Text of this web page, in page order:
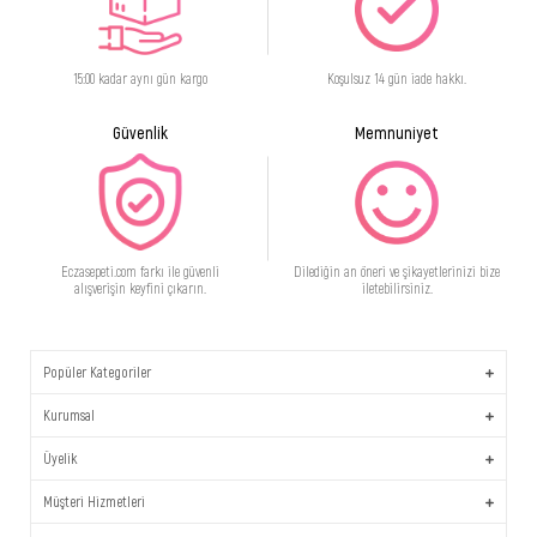
15:00 kadar aynı gün kargo Koşulsuz 14 gün iade hakkı.
Güvenlik
Eczasepeti.com farkı ile güvenli
alışverişin keyfini çıkarın.
Memnuniyet
Dilediğin an öneri ve şikayetlerinizi bize
iletebilirsiniz.
Popüler Kategoriler
Kurumsal
Üyelik
Müşteri Hizmetleri